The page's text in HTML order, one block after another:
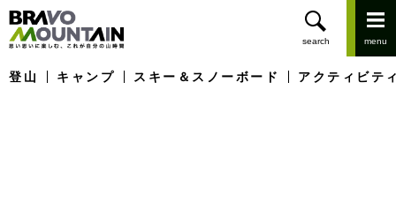
登山 キャンプ スキー＆スノーボード アクティビテ